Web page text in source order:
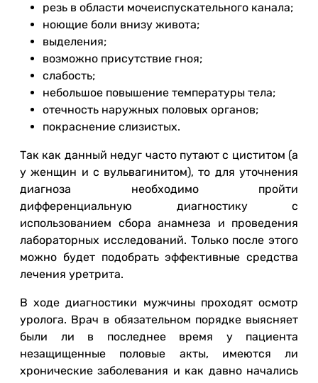
резь в области мочеиспускательного канала;
ноющие боли внизу живота;
выделения;
возможно присутствие гноя;
слабость;
небольшое повышение температуры тела;
отечность наружных половых органов;
покраснение слизистых.
Так как данный недуг часто путают с циститом (а
у женщин и с вульвагинитом), то для уточнения
диагноза необходимо пройти
дифференциальную диагностику с
использованием сбора анамнеза и проведения
лабораторных исследований. Только после этого
можно будет подобрать эффективные средства
лечения уретрита.
В ходе диагностики мужчины проходят осмотр
уролога. Врач в обязательном порядке выясняет
были ли в последнее время у пациента
незащищенные половые акты, имеются ли
хронические заболевания и как давно начались